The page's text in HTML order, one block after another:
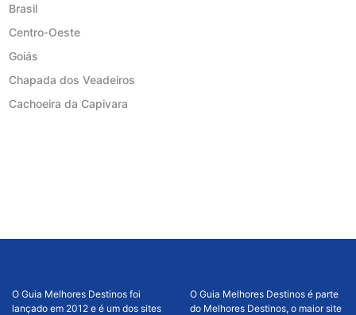
Brasil
Centro-Oeste
Goiás
Chapada dos Veadeiros
Cachoeira da Capivara
O Guia Melhores Destinos foi
lançado em 2012 e é um dos sites
O Guia Melhores Destinos é parte
do Melhores Destinos, o maior site